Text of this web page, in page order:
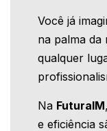
Você já
na palma da
qualquer
Na FuturaIM
e eficiência